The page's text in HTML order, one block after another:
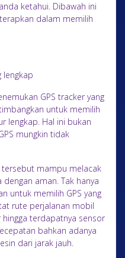
ketahui. Dibawah ini
dalam memilih
lengkap
GPS tracker yang
untuk memilih
lengkap. Hal ini bukan
mungkin tidak
tersebut mampu melacak
aman. Tak hanya
untuk memilih GPS yang
rute perjalanan mobil
terdapatnya sensor
bahkan adanya
dari jarak jauh.